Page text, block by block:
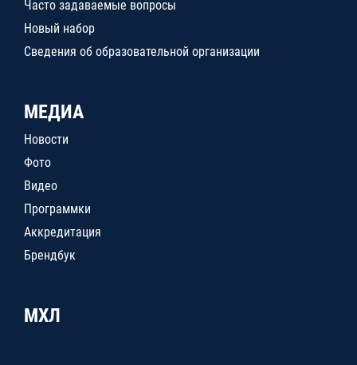
Часто задаваемые вопросы
Новый набор
Сведения об образовательной организации
МЕДИА
Новости
Фото
Видео
Программки
Аккредитация
Брендбук
МХЛ